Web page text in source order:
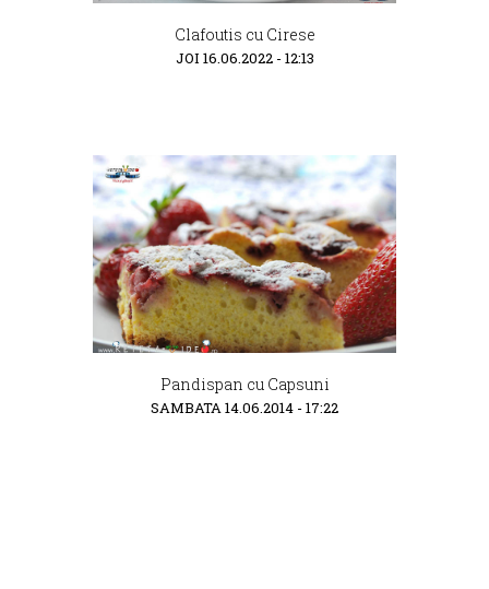
Clafoutis cu Cirese
JOI 16.06.2022 - 12:13
Pandispan cu Capsuni
SAMBATA 14.06.2014 - 17:22